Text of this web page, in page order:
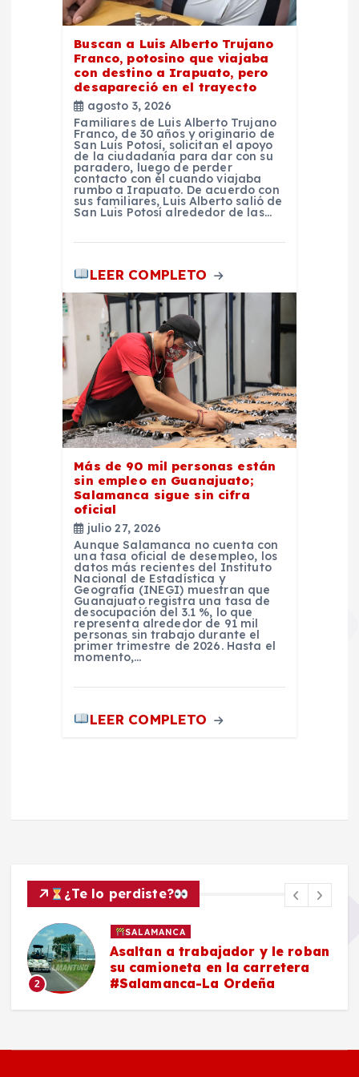
Buscan a Luis Alberto Trujano
Franco, potosino que viajaba
con destino a Irapuato, pero
desapareció en el trayecto
agosto 3, 2026
Familiares de Luis Alberto Trujano
Franco, de 30 años y originario de
San Luis Potosí, solicitan el apoyo
de la ciudadanía para dar con su
paradero, luego de perder
contacto con él cuando viajaba
rumbo a Irapuato. De acuerdo con
sus familiares, Luis Alberto salió de
San Luis Potosí alrededor de las…
LEER COMPLETO
Más de 90 mil personas están
sin empleo en Guanajuato;
Salamanca sigue sin cifra
oficial
julio 27, 2026
Aunque Salamanca no cuenta con
una tasa oficial de desempleo, los
datos más recientes del Instituto
Nacional de Estadística y
Geografía (INEGI) muestran que
Guanajuato registra una tasa de
desocupación del 3.1 %, lo que
representa alrededor de 91 mil
personas sin trabajo durante el
primer trimestre de 2026. Hasta el
momento,…
LEER COMPLETO
¿Te lo perdiste?
2
SALAMANCA
Asaltan a trabajador y le roban
su camioneta en la carretera
#Salamanca-La Ordeña